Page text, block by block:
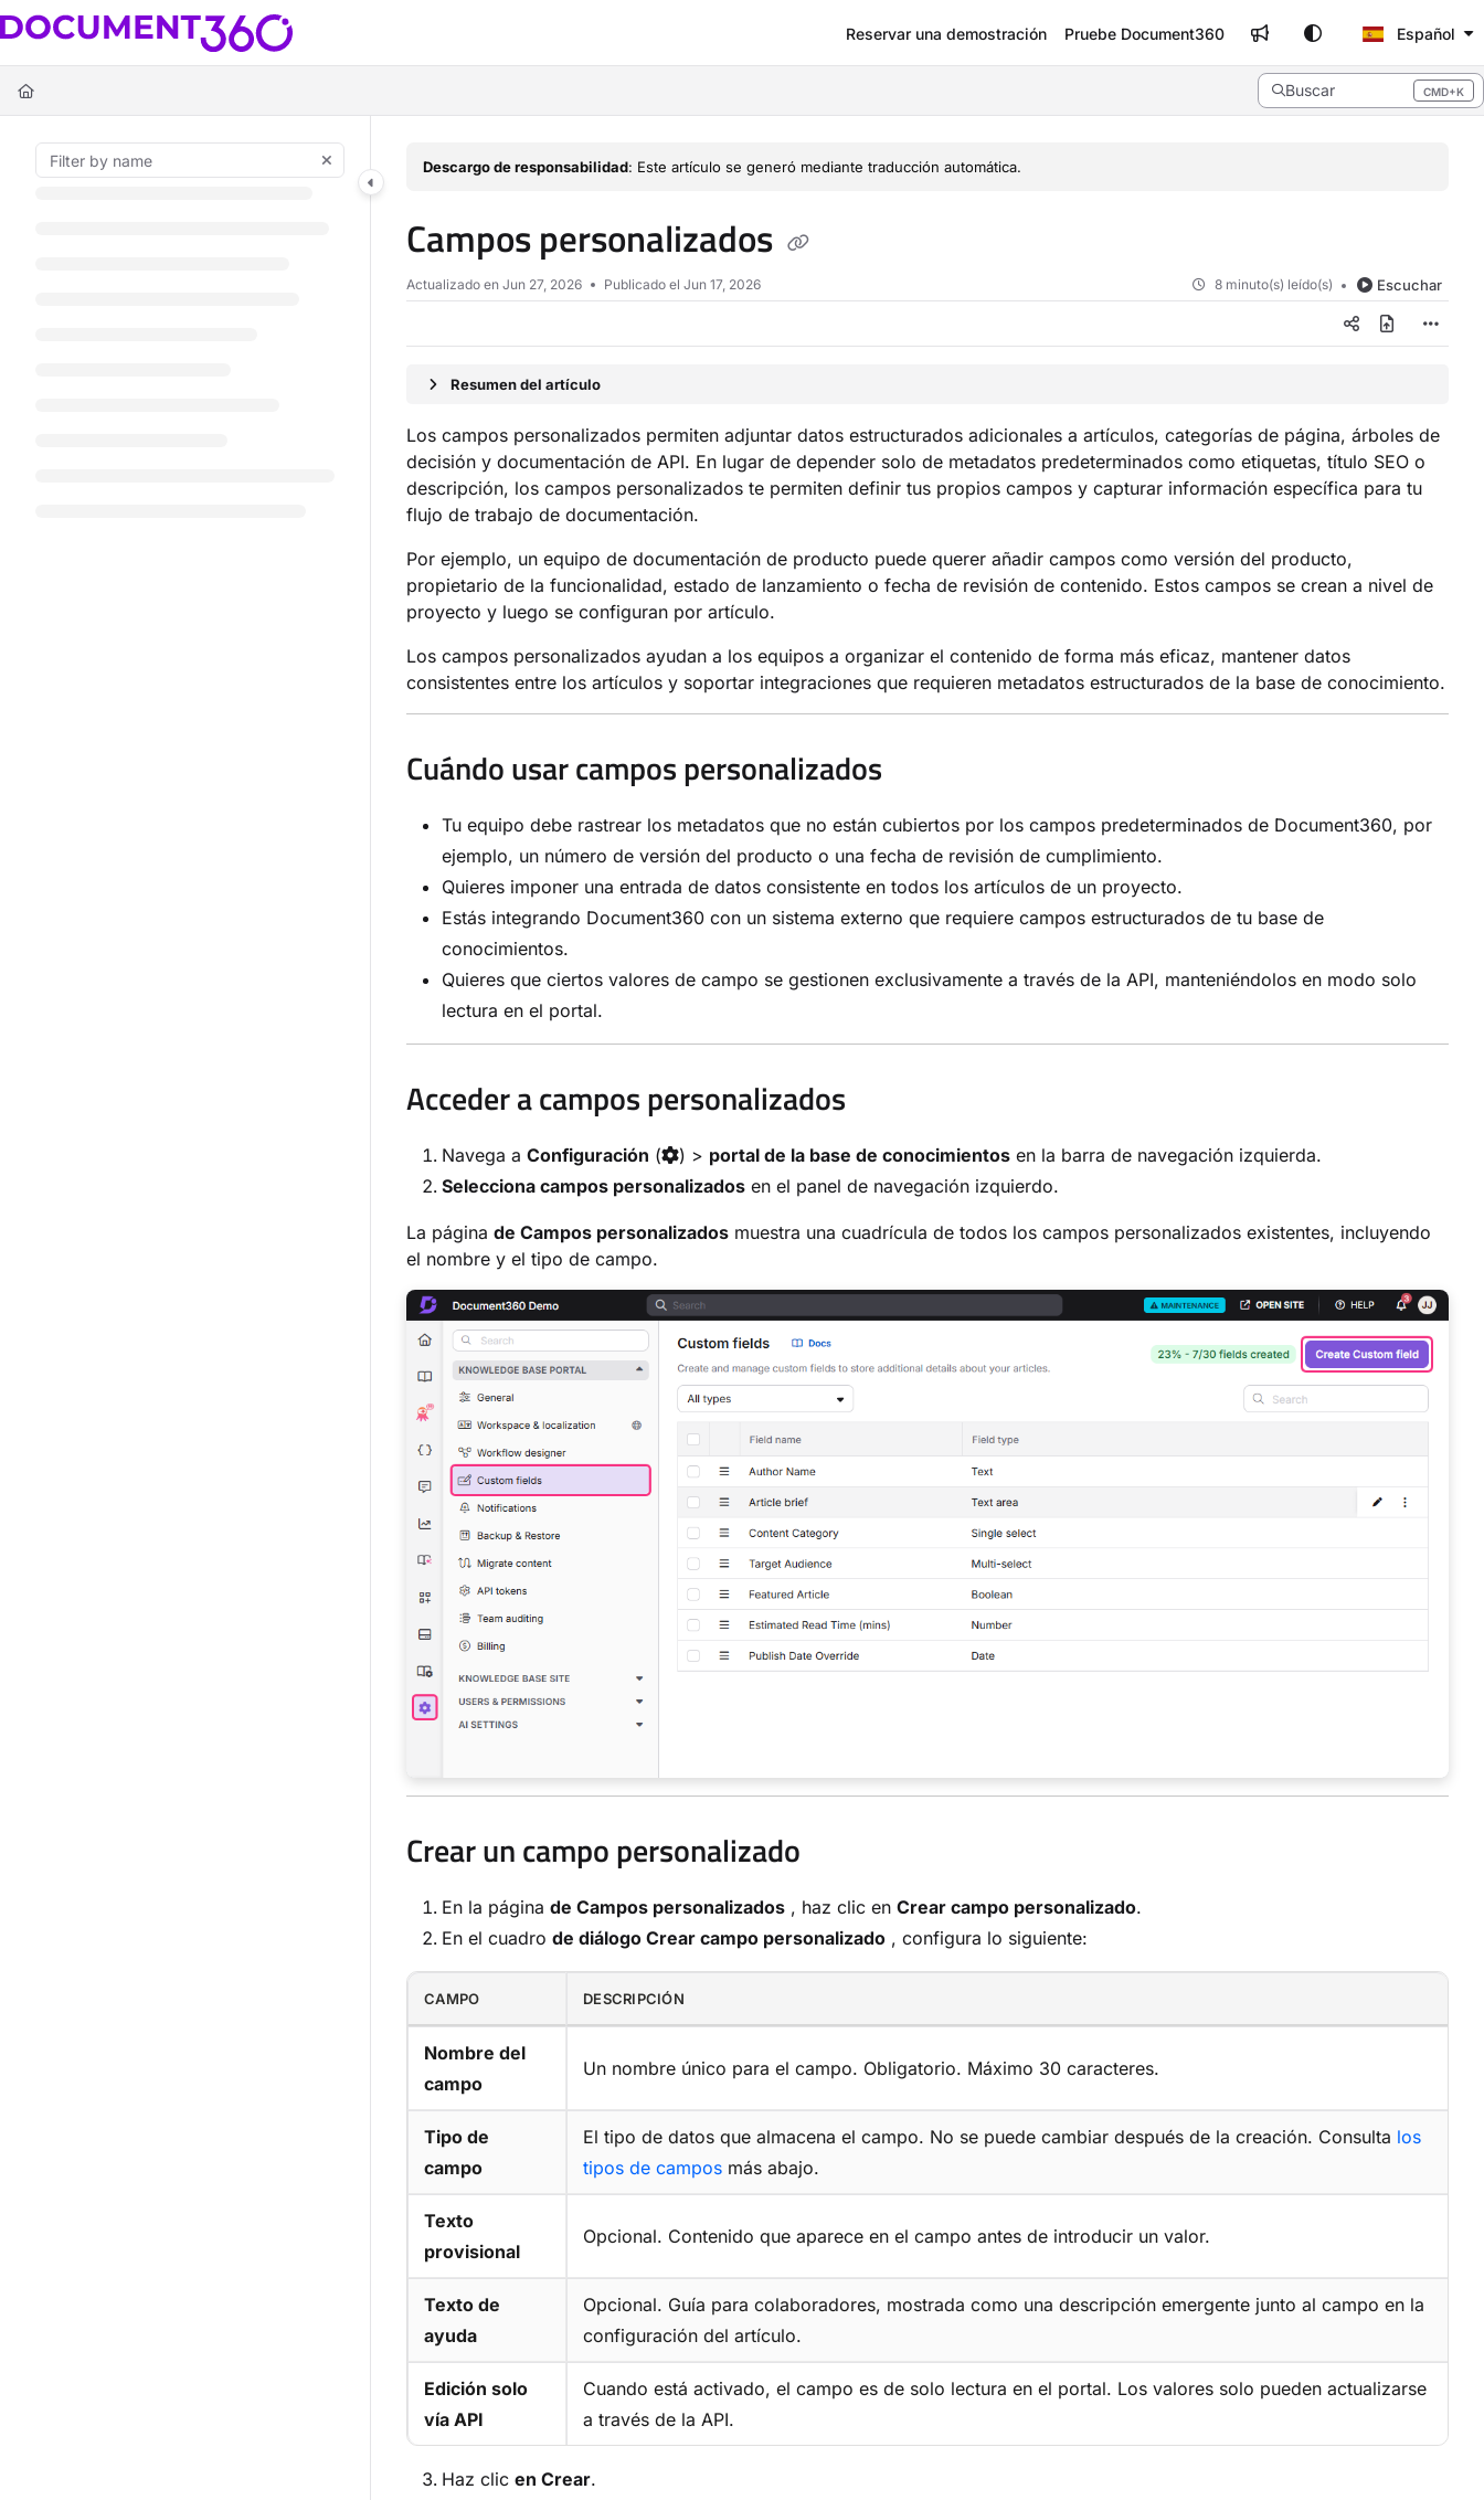
Documentation Index
Fetch the complete documentation index at:
Use this file to discover all available pages before exploring further.
Reservar una demostración Pruebe Document360 Español
Buscar CMD+K
Press CMD+K to open search
Descargo de responsabilidad: Este artículo se generó mediante traducción automática.
Campos personalizados
Actualizado en Jun 27, 2026 Publicado el Jun 17, 2026 8 minuto(s) leído(s) Escuchar
Resumen del artículo
Los campos personalizados permiten adjuntar datos estructurados adicionales a artículos, categorías de página, árboles de
decisión y documentación de API. En lugar de depender solo de metadatos predeterminados como etiquetas, título SEO o
descripción, los campos personalizados te permiten definir tus propios campos y capturar información específica para tu
flujo de trabajo de documentación.
Por ejemplo, un equipo de documentación de producto puede querer añadir campos como versión del producto,
propietario de la funcionalidad, estado de lanzamiento o fecha de revisión de contenido. Estos campos se crean a nivel de
proyecto y luego se configuran por artículo.
Los campos personalizados ayudan a los equipos a organizar el contenido de forma más eficaz, mantener datos
consistentes entre los artículos y soportar integraciones que requieren metadatos estructurados de la base de conocimiento.
Cuándo usar campos personalizados
Tu equipo debe rastrear los metadatos que no están cubiertos por los campos predeterminados de Document360, por
ejemplo, un número de versión del producto o una fecha de revisión de cumplimiento.
Quieres imponer una entrada de datos consistente en todos los artículos de un proyecto.
Estás integrando Document360 con un sistema externo que requiere campos estructurados de tu base de
conocimientos.
Quieres que ciertos valores de campo se gestionen exclusivamente a través de la API, manteniéndolos en modo solo
lectura en el portal.
Acceder a campos personalizados
Navega a Configuración ( ) > portal de la base de conocimientos en la barra de navegación izquierda.
Selecciona campos personalizados en el panel de navegación izquierdo.
La página de Campos personalizados muestra una cuadrícula de todos los campos personalizados existentes, incluyendo
el nombre y el tipo de campo.
Crear un campo personalizado
En la página de Campos personalizados , haz clic en Crear campo personalizado.
En el cuadro de diálogo Crear campo personalizado , configura lo siguiente:
CAMPO DESCRIPCIÓN
Nombre del
campo
Un nombre único para el campo. Obligatorio. Máximo 30 caracteres.
Tipo de
campo
El tipo de datos que almacena el campo. No se puede cambiar después de la creación. Consulta los
tipos de campos más abajo.
Texto
provisional
Opcional. Contenido que aparece en el campo antes de introducir un valor.
Texto de
ayuda
Opcional. Guía para colaboradores, mostrada como una descripción emergente junto al campo en la
configuración del artículo.
Edición solo
vía API
Cuando está activado, el campo es de solo lectura en el portal. Los valores solo pueden actualizarse
a través de la API.
Haz clic en Crear.